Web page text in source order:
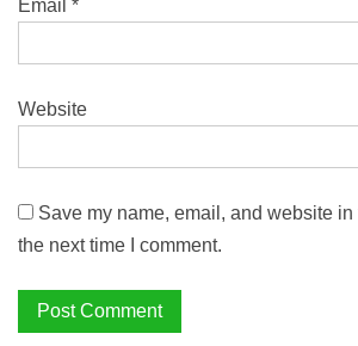
Email *
Website
Save my name, email, and website
the next time I comment.